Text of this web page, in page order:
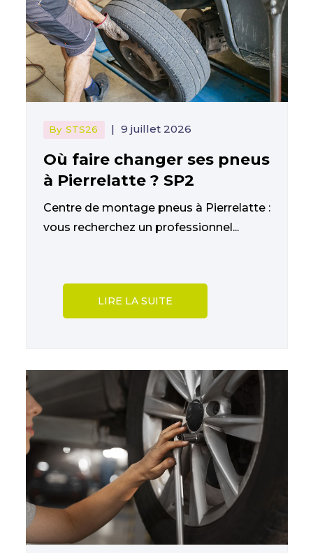
By STS26 | 9 juillet 2026
Où faire changer ses pneus
à Pierrelatte ? SP2
Centre de montage pneus à Pierrelatte :
vous recherchez un professionnel...